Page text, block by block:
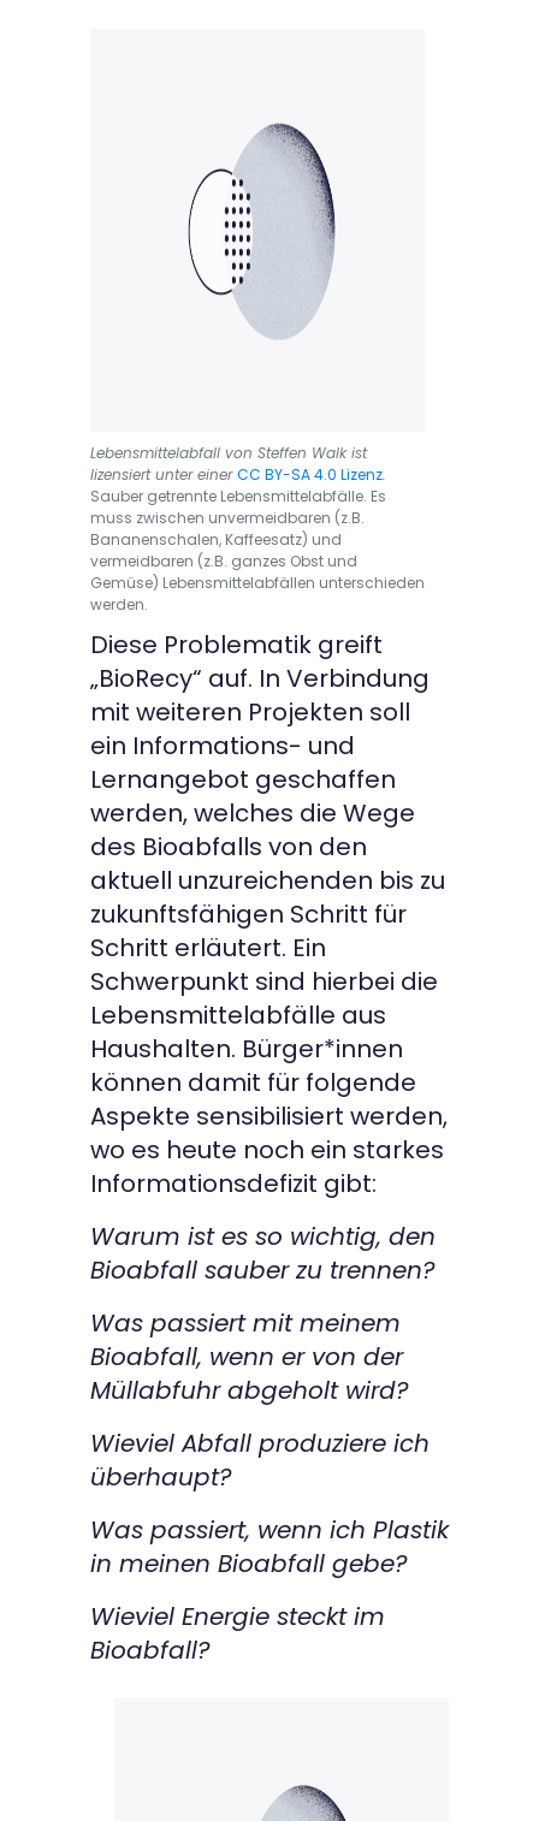
Lebensmittelabfall von Steffen Walk ist
lizensiert unter einerCC BY-SA 4.0 Lizenz.
Sauber getrennte Lebensmittelabfälle. Es
muss zwischen unvermeidbaren (z.B.
Bananenschalen, Kaffeesatz) und
vermeidbaren (z.B. ganzes Obst und
Gemüse) Lebensmittelabfällen unterschieden
werden.
Diese Problematik greift
„BioRecy“ auf. In Verbindung
mit weiteren Projekten soll
ein Informations- und
Lernangebot geschaffen
werden, welches die Wege
des Bioabfalls von den
aktuell unzureichenden bis zu
zukunftsfähigen Schritt für
Schritt erläutert. Ein
Schwerpunkt sind hierbei die
Lebensmittelabfälle aus
Haushalten. Bürger*innen
können damit für folgende
Aspekte sensibilisiert werden,
wo es heute noch ein starkes
Informationsdefizit gibt:
Warum ist es so wichtig, den
Bioabfall sauber zu trennen?
Was passiert mit meinem
Bioabfall, wenn er von der
Müllabfuhr abgeholt wird?
Wieviel Abfall produziere ich
überhaupt?
Was passiert, wenn ich Plastik
in meinen Bioabfall gebe?
Wieviel Energie steckt im
Bioabfall?